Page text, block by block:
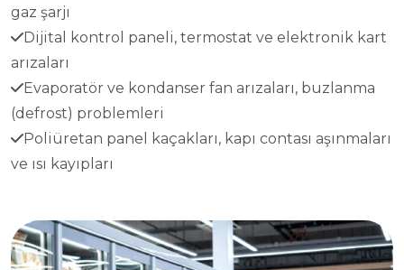
gaz şarjı
Dijital kontrol paneli, termostat ve elektronik kart
arızaları
Evaporatör ve kondanser fan arızaları, buzlanma
(defrost) problemleri
Poliüretan panel kaçakları, kapı contası aşınmaları
ve ısı kayıpları